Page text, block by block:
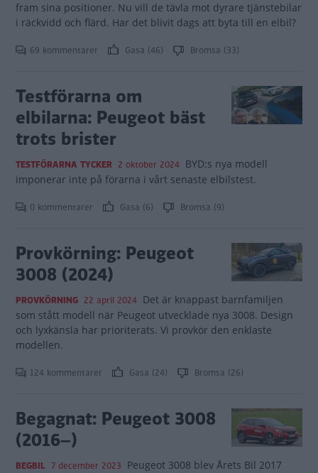
fram sina positioner. Nu vill de tävla mot dyrare tjänstebilar
i räckvidd och flärd. Har det blivit dags att byta till en elbil?
69 kommentarer Gasa (46) Bromsa (33)
Testförarna om
elbilarna: Peugeot bäst
trots brister
TESTFÖRARNA TYCKER 2 oktober 2024 BYD:s nya modell
imponerar inte på förarna i vårt senaste elbilstest.
0 kommentarer Gasa (6) Bromsa (9)
Provkörning: Peugeot
3008 (2024)
PROVKÖRNING 22 april 2024 Det är knappast barnfamiljen
som stått modell när Peugeot utvecklade nya 3008. Design
och lyxkänsla har prioriterats. Vi provkör den enklaste
modellen.
124 kommentarer Gasa (24) Bromsa (26)
Begagnat: Peugeot 3008
(2016–)
BEGBIL 7 december 2023 Peugeot 3008 blev Årets Bil 2017